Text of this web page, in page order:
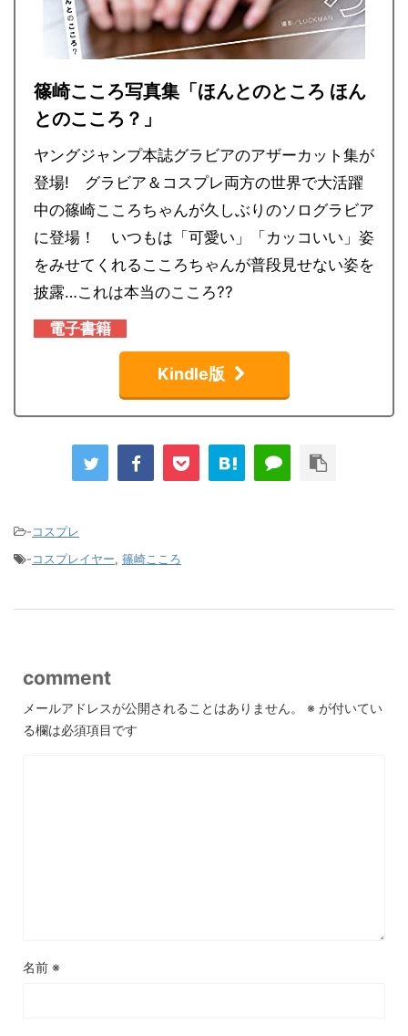
篠崎こころ写真集「ほんとのところ ほん
とのこころ？」
ヤングジャンプ本誌グラビアのアザーカット集が
登場! グラビア＆コスプレ両方の世界で大活躍
中の篠崎こころちゃんが久しぶりのソログラビア
に登場！ いつもは「可愛い」「カッコいい」姿
をみせてくれるこころちゃんが普段見せない姿を
披露…これは本当のこころ??
電子書籍
Kindle版
-コスプレ
-コスプレイヤー, 篠崎こころ
comment
メールアドレスが公開されることはありません。 ※ が付いてい
る欄は必須項目です
名前 ※